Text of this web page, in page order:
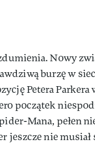
Nowy
burzę w
Petera
początek
Mana, pełen
nie musiał